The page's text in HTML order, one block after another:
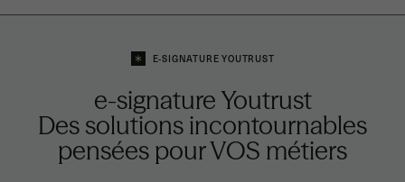
E-SIGNATURE YOUTRUST
e-signature Youtrust
Des solutions incontournables
pensées pour VOS métiers